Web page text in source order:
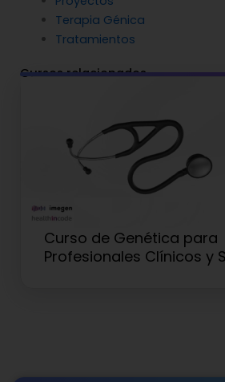
Terapia Génica
Tratamientos
Cursos relacionados
Curso de Genética para
Profesionales Clínicos y